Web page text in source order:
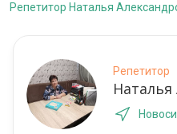
Репетитор Наталья
Репетитор